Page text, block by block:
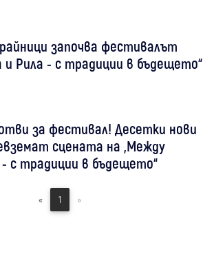
започва фестивалът
и Рила - с традиции в бъдещето“
за фестивал! Десетки нови
сцената на „Между
- с традиции в бъдещето“
« 1 »